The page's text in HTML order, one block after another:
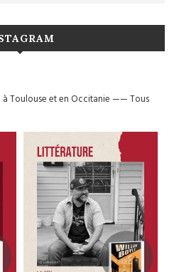
Toulouse et en Occitanie——Tous